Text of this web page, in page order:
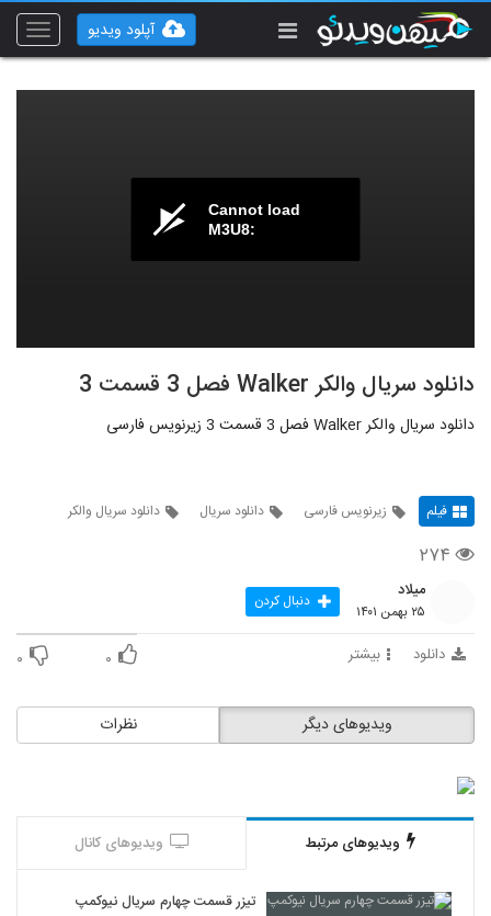
Toggle
آپلود ویدیو
Cannot load
M3U8:
دانلود سریال والکر Walker فصل 3 قسمت 3
دانلود سریال والکر Walker فصل 3 قسمت 3 زیرنویس فارسی
فیلم زیرنویس فارسی دانلود سریال دانلود سریال والکر
۲۷۴
میلاد
۲۵ بهمن ۱۴۰۱ دنبال کردن
دانلود بیشتر ۰ ۰
نظرات ویدیوهای دیگر
ویدیوهای مرتبط ویدیوهای کانال
تیزر قسمت چهارم سریال نیوکمپ